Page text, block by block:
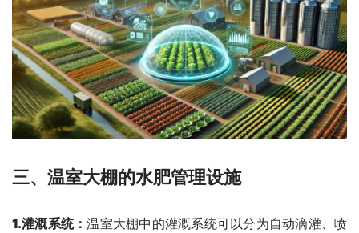
三、温室大棚的水肥管理设施
1.灌溉系统：温室大棚中的灌溉系统可以分为自动滴灌、喷